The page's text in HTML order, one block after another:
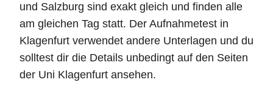
und Salzburg sind exakt gleich und finden alle
am gleichen Tag statt. Der Aufnahmetest in
Klagenfurt verwendet andere Unterlagen und du
solltest dir die Details unbedingt auf den Seiten
der Uni Klagenfurt ansehen.